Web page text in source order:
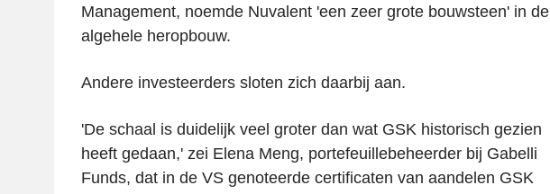
Management, noemde Nuvalent 'een zeer grote bouwsteen' in de
algehele heropbouw.
Andere investeerders sloten zich daarbij aan.
'De schaal is duidelijk veel groter dan wat GSK historisch gezien
heeft gedaan,' zei Elena Meng, portefeuillebeheerder bij Gabelli
Funds, dat in de VS genoteerde certificaten van aandelen GSK